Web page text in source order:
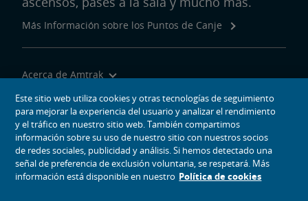
Más Información sobre los Puntos de Canje
Acerca de Amtrak
Viajar con Nosotros
Herramientas del Sitio
iconos de medios sociales
Este sitio web utiliza cookies y otras tecnologías de seguimiento
para mejorar la experiencia del usuario y analizar el rendimiento
y el tráfico en nuestro sitio web. También compartimos
información sobre su uso de nuestro sitio con nuestros socios
de redes sociales, publicidad y análisis. Si hemos detectado una
señal de preferencia de exclusión voluntaria, se respetará. Más
información está disponible en nuestro Política de cookies